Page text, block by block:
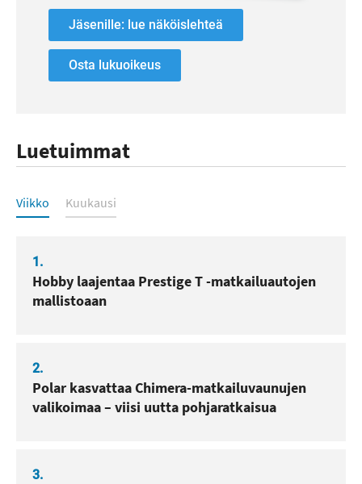
Jäsenille: lue näköislehteä
Osta lukuoikeus
Luetuimmat
Luetuimmat
Viikko Kuukausi
1.
Hobby laajentaa Prestige T -matkailuautojen
mallistoaan
2.
Polar kasvattaa Chimera-matkailuvaunujen
valikoimaa – viisi uutta pohjaratkaisua
3.